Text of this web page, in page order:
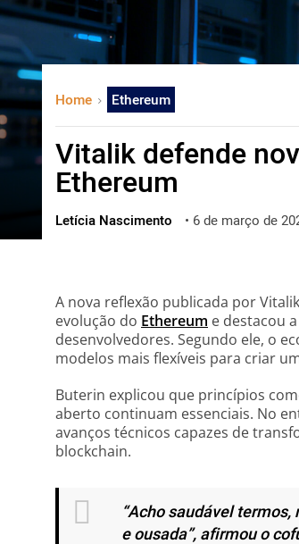
日本語
中文
한국어
العربية
ไทย
ქართული
Home Ethereum
Vitalik defende
Ethereum
Letícia Nascimento • 6 de março de
A nova reflexão publicada por
evolução do Ethereum e destacou
desenvolvedores. Segundo ele, o
modelos mais flexíveis para criar
Buterin explicou que princípios
aberto continuam essenciais. No
avanços técnicos capazes de
blockchain.
“Acho saudável
e ousada”, afirmou o